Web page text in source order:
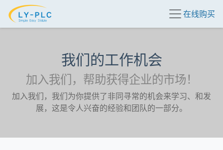
在线购买
我们的工作机会
加入我们，帮助获得企业的市场！
加入我们，我们为你提供了非同寻常的机会来学习、和发
展，这是令人兴奋的经验和团队的一部分。